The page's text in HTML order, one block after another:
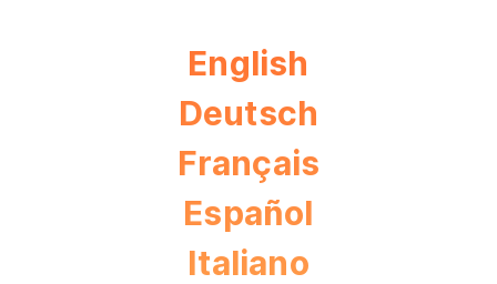
English
Deutsch
Français
Español
Italiano